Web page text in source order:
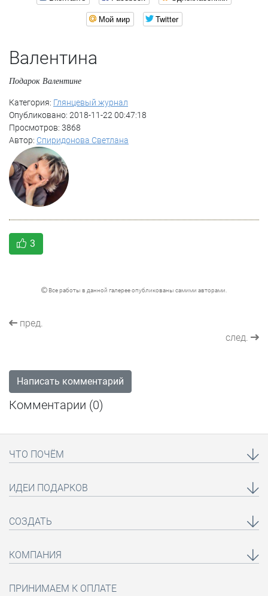
Мой мир
Twitter
Валентина
Подарок Валентине
Категория: Глянцевый журнал
Опубликовано: 2018-11-22 00:47:18
Просмотров: 3868
Автор: Спиридонова Светлана
3
Все работы в данной галерее опубликованы самими авторами.
пред.
след.
Написать комментарий
Комментарии (0)
ЧТО ПОЧЁМ
ИДЕИ ПОДАРКОВ
СОЗДАТЬ
КОМПАНИЯ
ПРИНИМАЕМ К ОПЛАТЕ